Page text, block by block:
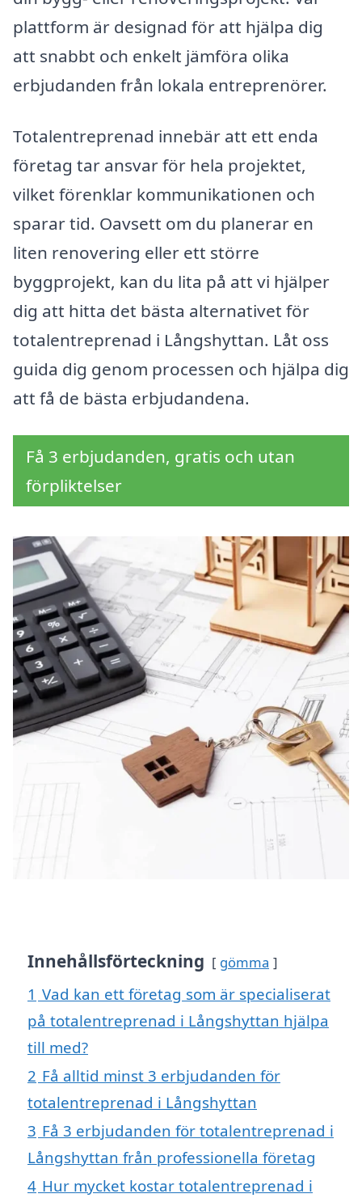
plattform är designad för att hjälpa dig
att snabbt och enkelt jämföra olika
erbjudanden från lokala entreprenörer.
Totalentreprenad innebär att ett enda
företag tar ansvar för hela projektet,
vilket förenklar kommunikationen och
sparar tid. Oavsett om du planerar en
liten renovering eller ett större
byggprojekt, kan du lita på att vi hjälper
dig att hitta det bästa alternativet för
totalentreprenad i Långshyttan. Låt oss
guida dig genom processen och hjälpa dig
att få de bästa erbjudandena.
Få 3 erbjudanden, gratis och utan
förpliktelser
Innehållsförteckning gömma
1 Vad kan ett företag som är specialiserat
på totalentreprenad i Långshyttan hjälpa
till med?
2 Få alltid minst 3 erbjudanden för
totalentreprenad i Långshyttan
3 Få 3 erbjudanden för totalentreprenad i
Långshyttan från professionella företag
4 Hur mycket kostar totalentreprenad i